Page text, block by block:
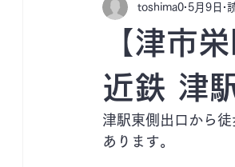
【津市
近鉄 津
toshima0 5月9日
津駅東側出口から
あります。